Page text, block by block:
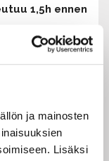
ja mainosten
Lisäksi
1,5h ennen
esitys on